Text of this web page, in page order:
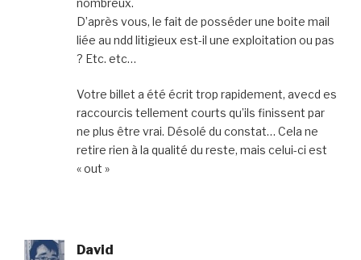
D’après vous, le fait de posséder une boite mail
liée au ndd litigieux est-il une exploitation ou pas
? Etc. etc…
Votre billet a été écrit trop rapidement, avecd es
raccourcis tellement courts qu’ils finissent par
ne plus être vrai. Désolé du constat… Cela ne
retire rien à la qualité du reste, mais celui-ci est
« out »
David